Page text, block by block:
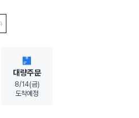
대량주문
8/14(금)
도착예정